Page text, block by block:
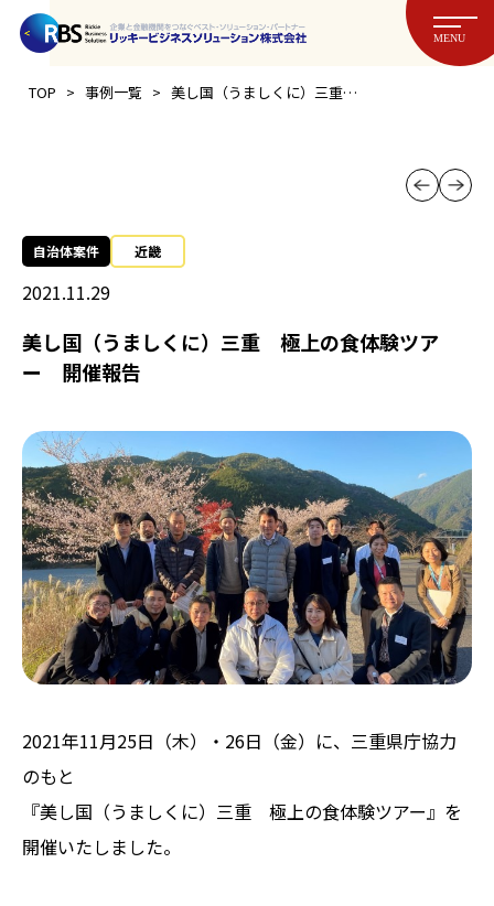
MENU
TOP > 事例一覧 > 美し国（うましくに）三重 極上の食体験ツアー 開催報告
自治体案件 近畿
2021.11.29
美し国（うましくに）三重 極上の食体験ツア
ー 開催報告
2021年11月25日（木）・26日（金）に、三重県庁協力
のもと
『美し国（うましくに）三重 極上の食体験ツアー』を
開催いたしました。